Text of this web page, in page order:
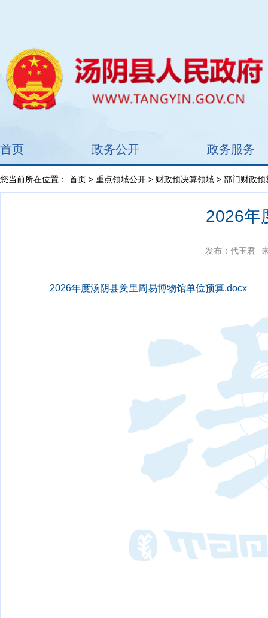
首页 政务公开 政务服务
您当前所在位置： 首页 > 重点领域公开 > 财政预决算领域 > 部门财政预
2026年
发布：代玉君
2026年度汤阴县羑里周易博物馆单位预算.docx